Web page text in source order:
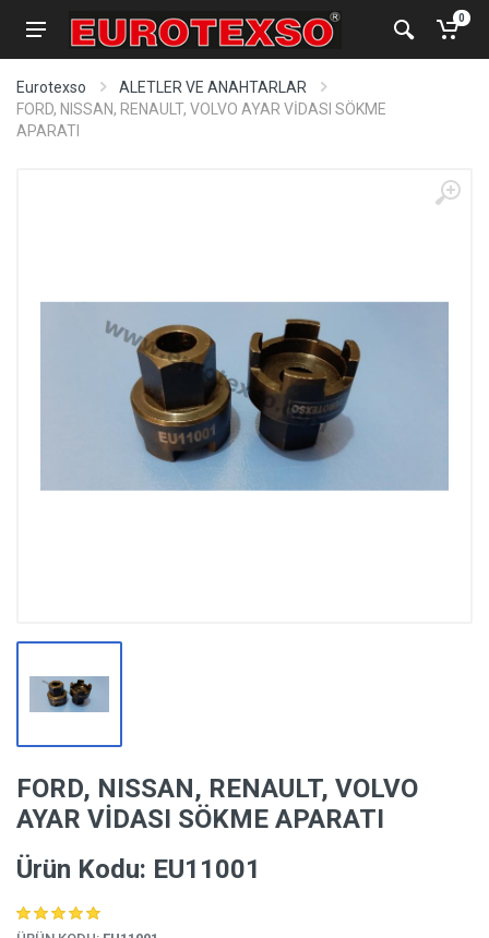
0
Eurotexso
ALETLER VE ANAHTARLAR
FORD, NISSAN, RENAULT, VOLVO AYAR VİDASI SÖKME
APARATI
FORD, NISSAN, RENAULT, VOLVO
AYAR VİDASI SÖKME APARATI
Ürün Kodu: EU11001